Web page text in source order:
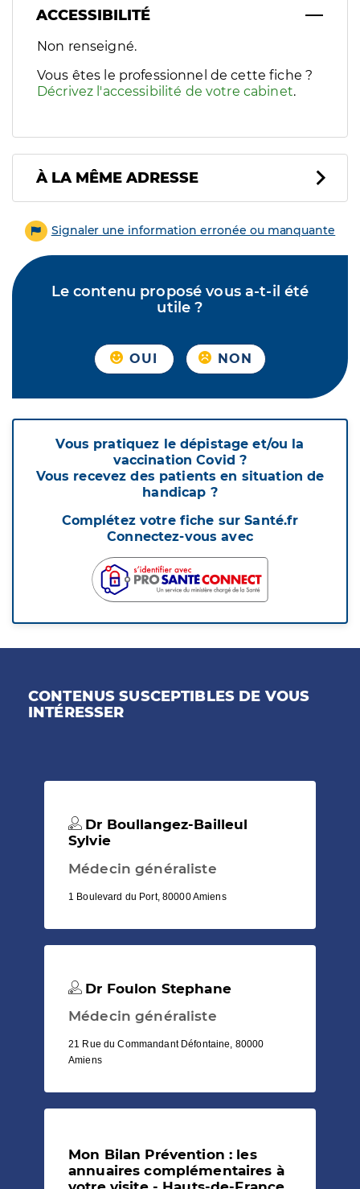
ACCESSIBILITÉ
Filtres
Sélectionnez un ou plusieurs handicaps/besoins
Non renseigné.
Vous êtes le professionnel de cette fiche ?
Décrivez l'accessibilité de votre cabinet.
À LA MÊME ADRESSE
Signaler une information erronée ou manquante
Le contenu proposé vous a-t-il été
utile ?
OUI NON
Vous pratiquez le dépistage et/ou la
vaccination Covid ?
Vous recevez des patients en situation de
handicap ?
Complétez votre fiche sur Santé.fr
Connectez-vous avec
CONTENUS SUSCEPTIBLES DE VOUS
INTÉRESSER
Dr Boullangez-Bailleul
Sylvie
Médecin généraliste
1 Boulevard du Port, 80000 Amiens
Dr Foulon Stephane
Médecin généraliste
21 Rue du Commandant Défontaine, 80000
Amiens
Mon Bilan Prévention : les
annuaires complémentaires à